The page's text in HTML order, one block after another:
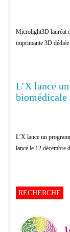
Microlight3D lauréat
imprimante 3D dédiée
RECHERCHE
L’X lance
biomédicale
L’X lance un
lancé le 12 décembre
RECHERCHE